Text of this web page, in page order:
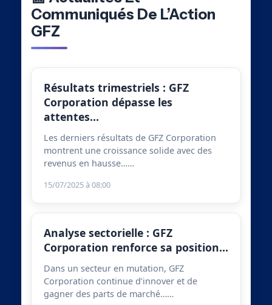
Communiqués De L’Action
GFZ
Résultats trimestriels : GFZ
Corporation dépasse les
attentes…
Les derniers résultats de GFZ Corporation
montrent une croissance solide avec des
revenus en hausse……
15/07/2025 à 08:00
Analyse sectorielle : GFZ
Corporation renforce sa position…
Dans un secteur en mutation, GFZ
Corporation continue d’innover et de
gagner des parts de marché……